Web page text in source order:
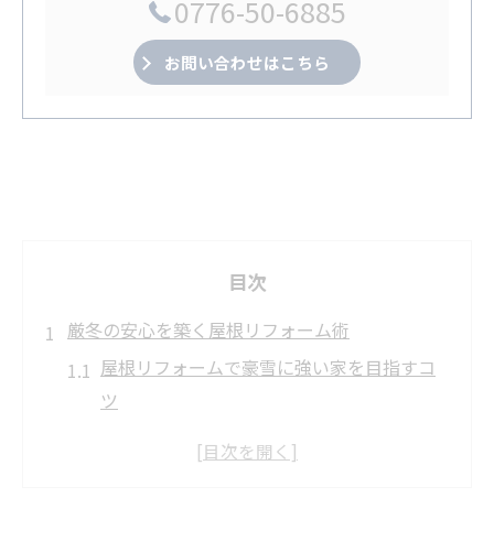
0776-50-6885
お問い合わせはこちら
目次
厳冬の安心を築く屋根リフォーム術
屋根リフォームで豪雪に強い家を目指すコ
ツ
傾斜調整が生む冬の安心な住環境づくり